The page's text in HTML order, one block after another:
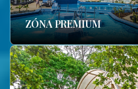
ZÓNA PREMIUM